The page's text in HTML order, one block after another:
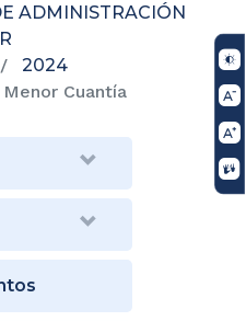
ADMINISTRACIÓN
2024
Cuantía